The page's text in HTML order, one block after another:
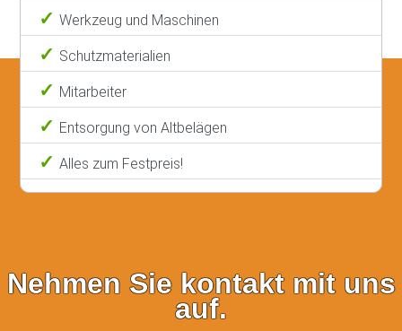
Werkzeug und Maschinen
Schutzmaterialien
Mitarbeiter
Entsorgung von Altbelägen
Alles zum Festpreis!
Nehmen Sie kontakt mit uns
auf.